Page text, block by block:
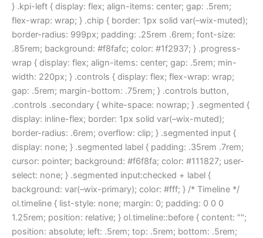
} .kpi-left { display: flex; align-items: center; gap: .5rem;
flex-wrap: wrap; } .chip { border: 1px solid var(–wix-muted);
border-radius: 999px; padding: .25rem .6rem; font-size:
.85rem; background: #f8fafc; color: #1f2937; } .progress-
wrap { display: flex; align-items: center; gap: .5rem; min-
width: 220px; } .controls { display: flex; flex-wrap: wrap;
gap: .5rem; margin-bottom: .75rem; } .controls button,
.controls .secondary { white-space: nowrap; } .segmented {
display: inline-flex; border: 1px solid var(–wix-muted);
border-radius: .6rem; overflow: clip; } .segmented input {
display: none; } .segmented label { padding: .35rem .7rem;
cursor: pointer; background: #f6f8fa; color: #111827; user-
select: none; } .segmented input:checked + label {
background: var(–wix-primary); color: #fff; } /* Timeline */
ol.timeline { list-style: none; margin: 0; padding: 0 0 0
1.25rem; position: relative; } ol.timeline::before { content: "";
position: absolute; left: .5rem; top: .5rem; bottom: .5rem;